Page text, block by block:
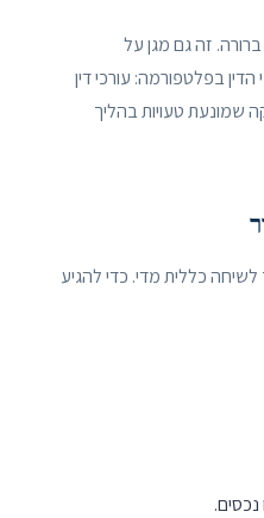
זה גם מגן על
בפלטפורמה: עורכי דין
טעויות בהליך
כללית מדי. כדי להגיע